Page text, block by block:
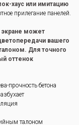
хаус или имитацию
прилегание панелей.
экране может
вашего
Для точного
оттенок
прочность бетона
талоном